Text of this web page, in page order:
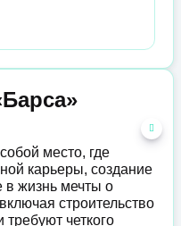
место, где
карьеры, создание
в жизнь мечты о
строительство
четкого